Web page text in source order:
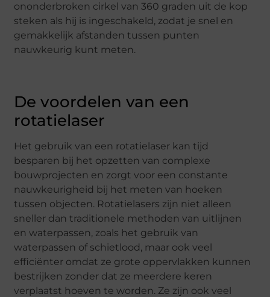
ononderbroken cirkel van 360 graden uit de kop
steken als hij is ingeschakeld, zodat je snel en
gemakkelijk afstanden tussen punten
nauwkeurig kunt meten.
De voordelen van een
rotatielaser
Het gebruik van een rotatielaser kan tijd
besparen bij het opzetten van complexe
bouwprojecten en zorgt voor een constante
nauwkeurigheid bij het meten van hoeken
tussen objecten. Rotatielasers zijn niet alleen
sneller dan traditionele methoden van uitlijnen
en waterpassen, zoals het gebruik van
waterpassen of schietlood, maar ook veel
efficiënter omdat ze grote oppervlakken kunnen
bestrijken zonder dat ze meerdere keren
verplaatst hoeven te worden. Ze zijn ook veel